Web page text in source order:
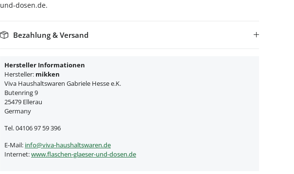
und-dosen.de.
Bezahlung & Versand
Hersteller Informationen
Hersteller: mikken
Viva Haushaltswaren Gabriele Hesse e.K.
Butenring 9
25479 Ellerau
Germany
Tel. 04106 97 59 396
E-Mail: info@viva-haushaltswaren.de
Internet:www.flaschen-glaeser-und-dosen.de